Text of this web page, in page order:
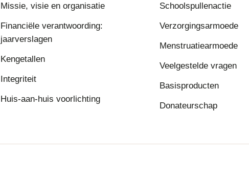
Missie, visie en organisatie
Financiële verantwoording:
jaarverslagen
Kengetallen
Integriteit
Huis-aan-huis voorlichting
Schoolspullenactie
Verzorgingsarmoede
Menstruatiearmoede
Veelgestelde vragen
Basisproducten
Donateurschap